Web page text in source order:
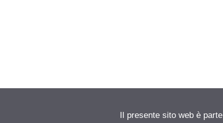
Il presente sito web è